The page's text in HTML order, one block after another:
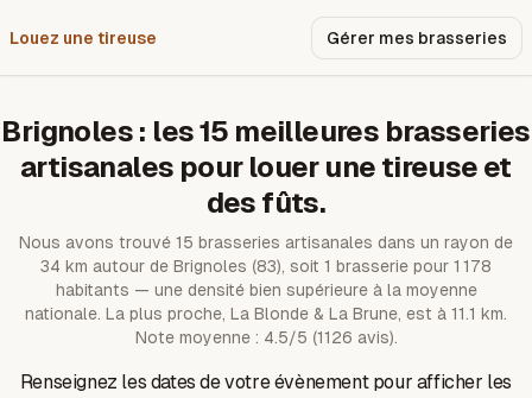
Louez une tireuse Gérer mes brasseries
Brignoles : les15 meilleures brasseries
artisanales pour louer une tireuse et
des fûts.
Nous avons trouvé 15 brasseries artisanales dans un rayon de
34 km autour de Brignoles (83), soit 1 brasserie pour 1 178
habitants — une densité bien supérieure à la moyenne
nationale. La plus proche, La Blonde & La Brune, est à 11.1 km.
Note moyenne : 4.5/5 (1126 avis).
Renseignez les dates de votre évènement pour afficher les